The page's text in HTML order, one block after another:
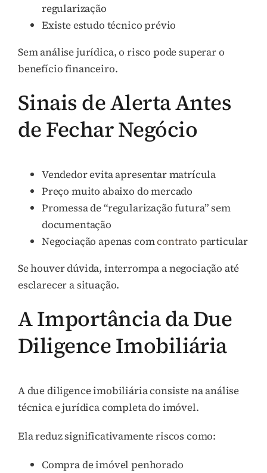
regularização
Existe estudo técnico prévio
Sem análise jurídica, o risco pode superar o
benefício financeiro.
Sinais de Alerta Antes
de Fechar Negócio
Vendedor evita apresentar matrícula
Preço muito abaixo do mercado
Promessa de “regularização futura” sem
documentação
Negociação apenas comcontrato particular
Se houver dúvida, interrompa a negociação até
esclarecer a situação.
A Importância da Due
Diligence Imobiliária
A due diligence imobiliária consiste na análise
técnica e jurídica completa do imóvel.
Ela reduz significativamente riscos como:
Compra de imóvel penhorado